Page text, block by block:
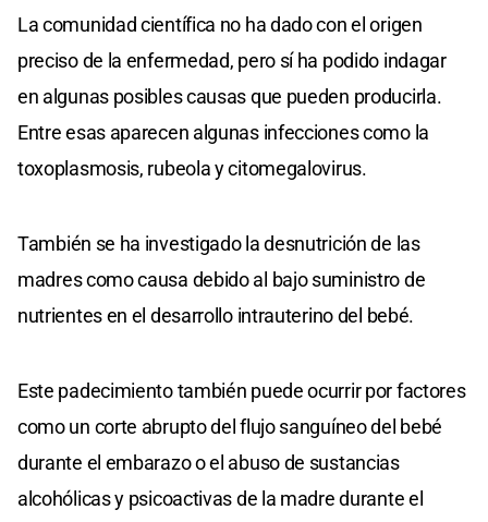
La comunidad científica no ha dado con el origen
preciso de la enfermedad, pero sí ha podido indagar
en algunas posibles causas que pueden producirla.
Entre esas aparecen algunas infecciones como la
toxoplasmosis, rubeola y citomegalovirus.
También se ha investigado la desnutrición de las
madres como causa debido al bajo suministro de
nutrientes en el desarrollo intrauterino del bebé.
Este padecimiento también puede ocurrir por factores
como un corte abrupto del flujo sanguíneo del bebé
durante el embarazo o el abuso de sustancias
alcohólicas y psicoactivas de la madre durante el